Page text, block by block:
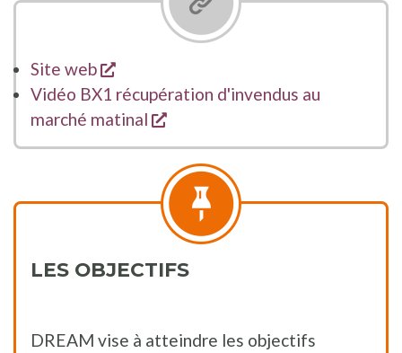
Site web
s'ouvre dans une nouvelle fenêtre
Vidéo BX1 récupération d'invendus au
marché matinal
s'ouvre dans une nouvelle
LES OBJECTIFS
DREAM vise à atteindre les objectifs